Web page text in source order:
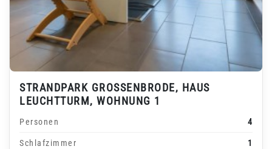
STRANDPARK GROSSENBRODE, HAUS L
EUCHTTURM, WOHNUNG 1
Personen 4
Schlafzimmer 1